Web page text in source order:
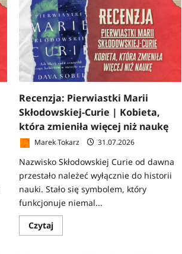
Recenzja: Pierwiastki Marii
Skłodowskiej-Curie | Kobieta,
która zmieniła więcej niż naukę
Marek Tokarz 31.07.2026
Nazwisko Skłodowskiej Curie od dawna
przestało należeć wyłącznie do historii
nauki. Stało się symbolem, który
funkcjonuje niemal...
CzytajDowiedz
się